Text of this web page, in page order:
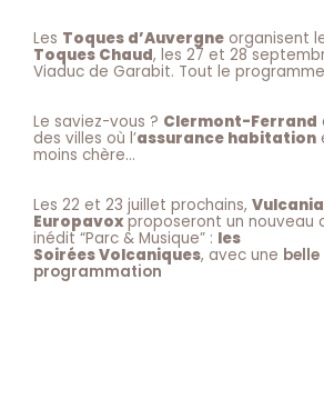
Les Toques d’Auvergne organisent
Toques Chaud, les 27 et 28
Viaduc de Garabit. Tout le programme
Le saviez-vous ? Clermont-Ferrand
des villes où l’assurance habitation
moins chère…
Les 22 et 23 juillet prochains,
Europavoxproposeront un nouveau
inédit “Parc & Musique” : les
Soirées Volcaniques, avec une belle
programmation